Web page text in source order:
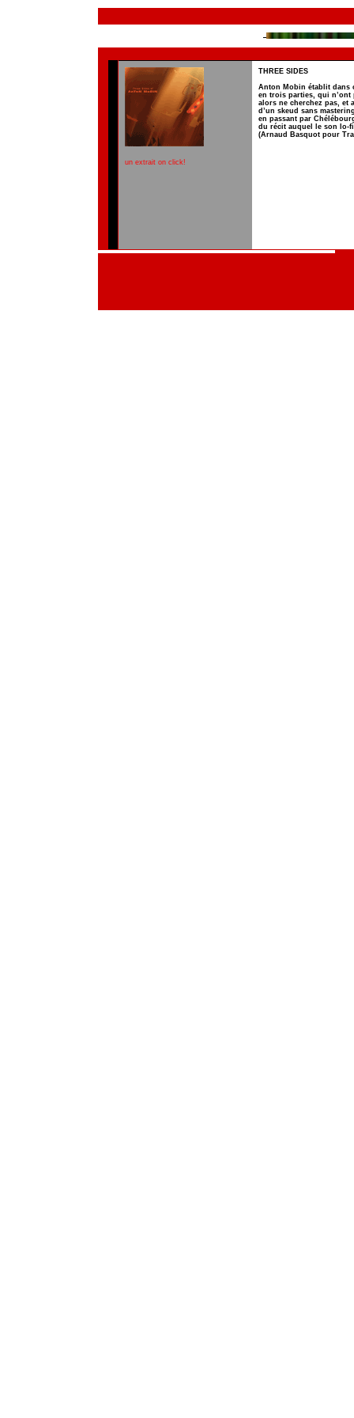
un extrait on click!
THREE SIDES
Anton Mobin établit dans
en trois parties, qui
alors ne cherchez pas, et
d’un skeud sans
en passant par
du récit auquel le son lo-
(Arnaud Basquot pour